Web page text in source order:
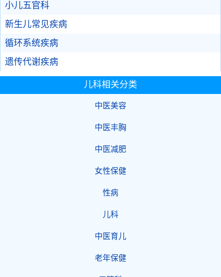
小儿五官科
新生儿常见疾病
循环系统疾病
遗传代谢疾病
儿科相关分类
中医美容
中医丰胸
中医减肥
女性保健
性病
儿科
中医育儿
老年保健